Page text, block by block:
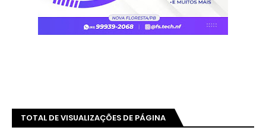
TOTAL DE VISUALIZAÇÕES DE PÁGINA